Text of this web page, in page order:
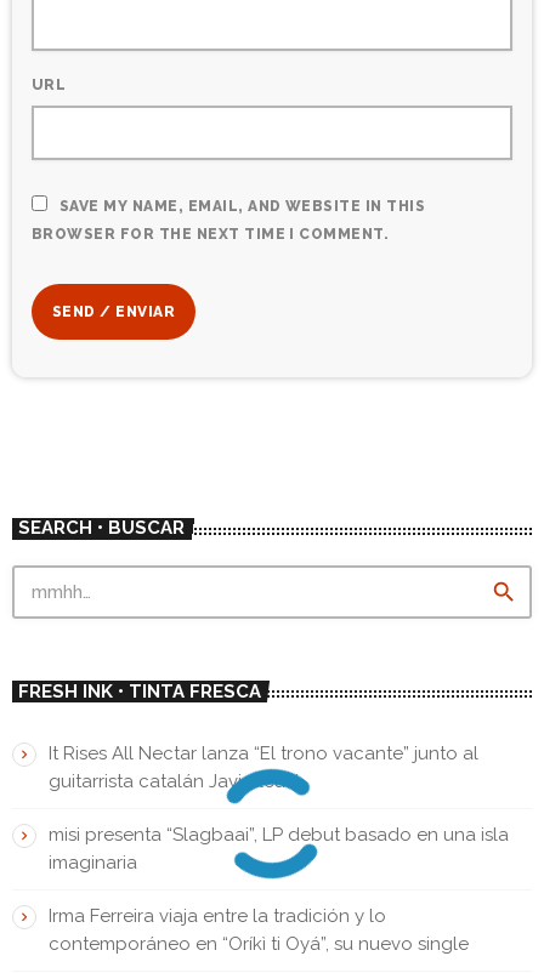
URL
SAVE MY NAME, EMAIL, AND WEBSITE IN THIS
BROWSER FOR THE NEXT TIME I COMMENT.
SEARCH • BUSCAR
search
FRESH INK • TINTA FRESCA
It Rises All Nectar lanza “El trono vacante” junto al
guitarrista catalán Javi Alcalá
misi presenta “Slagbaai”, LP debut basado en una isla
imaginaria
Irma Ferreira viaja entre la tradición y lo
contemporáneo en “Oríkì ti Oyá”, su nuevo single